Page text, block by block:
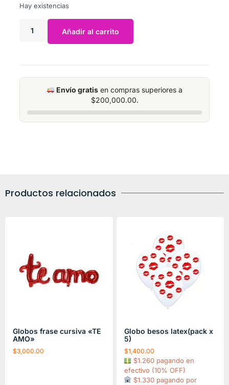
Hay existencias
Añadir al carrito
Envío gratis en compras superiores a
$200,000.00.
Productos relacionados
Globos frase cursiva «TE
AMO»
$3,000.00
Globo besos latex(pack x
5)
$1,400.00
$1.260 pagando en
efectivo (10% OFF)
$1.330 pagando por